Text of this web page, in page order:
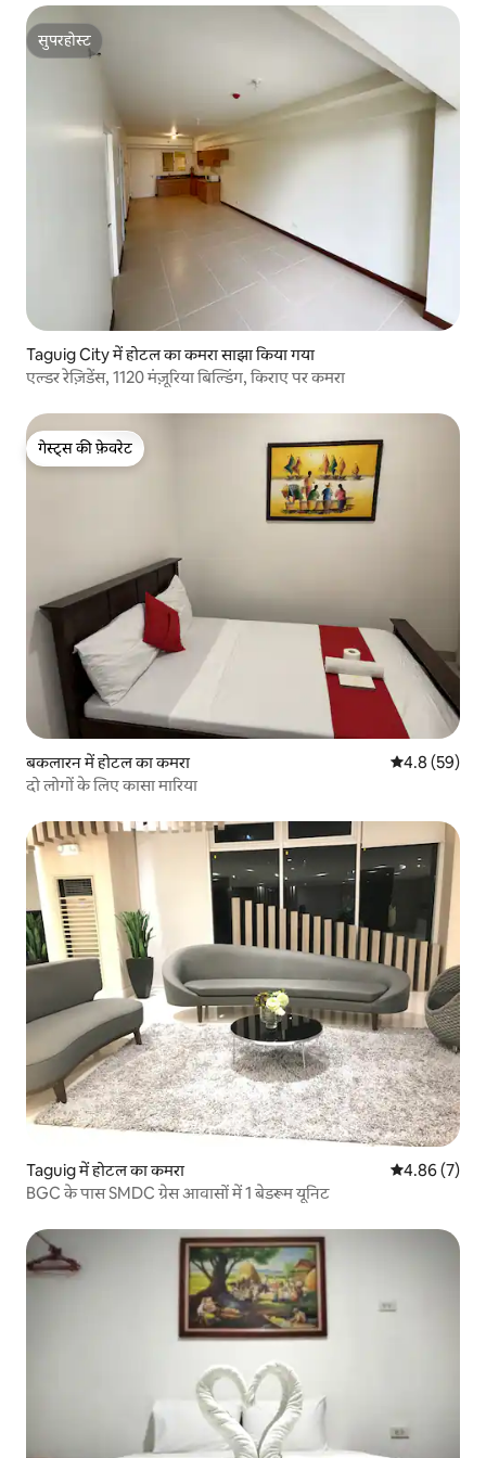
सुपरहोस्ट
सुपरहोस्ट
Taguig City में होटल का कमरा साझा किया गया
एल्डर रेज़िडेंस, 1120 मंज़ूरिया बिल्डिंग, किराए पर कमरा
गेस्ट्स की फ़ेवरेट
गेस्ट्स की फ़ेवरेट
बकलारन में होटल का कमरा औसत रेटिंग 5 में
4.8 (59)
दो लोगों के लिए कासा मारिया
Taguig में होटल का कमरा औसत रेटिंग 5 में
4.86 (7)
BGC के पास SMDC ग्रेस आवासों में 1 बेडरूम यूनिट